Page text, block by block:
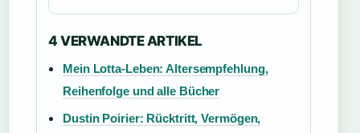
4 VERWANDTE ARTIKEL
Mein Lotta-Leben: Altersempfehlung,
Reihenfolge und alle Bücher
Dustin Poirier: Rücktritt, Vermögen,